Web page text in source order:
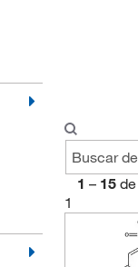
1 – 15 de
1